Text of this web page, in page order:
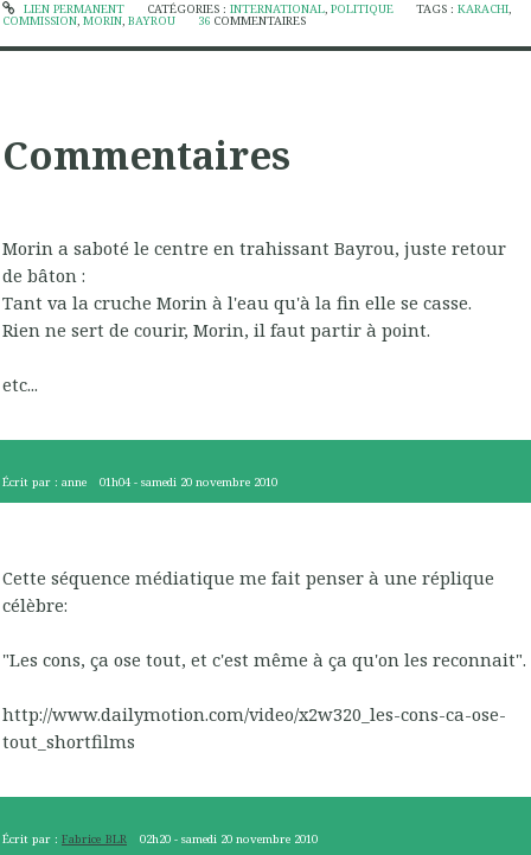
LIEN PERMANENT CATÉGORIES : INTERNATIONAL, POLITIQUE TAGS :KARACHI,
COMMISSION, MORIN, BAYROU 36 COMMENTAIRES
Commentaires
Morin a saboté le centre en trahissant Bayrou, juste retour
de bâton :
Tant va la cruche Morin à l'eau qu'à la fin elle se casse.
Rien ne sert de courir, Morin, il faut partir à point.
etc...
Écrit par : anne 01h04 -samedi 20 novembre 2010
Cette séquence médiatique me fait penser à une réplique
célèbre:
"Les cons, ça ose tout, et c'est même à ça qu'on les reconnait".
http://www.dailymotion.com/video/x2w320_les-cons-ca-ose-
tout_shortfilms
Écrit par : Fabrice_BLR 02h20 -samedi 20 novembre 2010